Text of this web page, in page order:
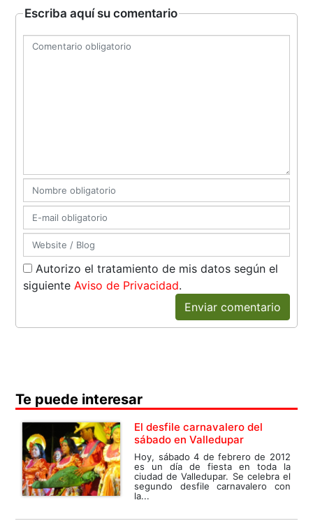
Escriba aquí su comentario
Autorizo el tratamiento de mis datos según el
siguienteAviso de Privacidad.
Enviar comentario
Te puede interesar
El desfile carnavalero del
sábado en Valledupar
Hoy, sábado 4 de febrero de 2012
es un día de fiesta en toda la
ciudad de Valledupar. Se celebra el
segundo desfile carnavalero con
la...